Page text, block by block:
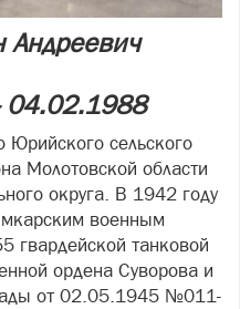
Андреевич
04.02.1988
Юрийского сельского
Молотовской области
округа. В 1942 году
военным
гвардейской танковой
ордена Суворова и
от 02.05.1945 №011-